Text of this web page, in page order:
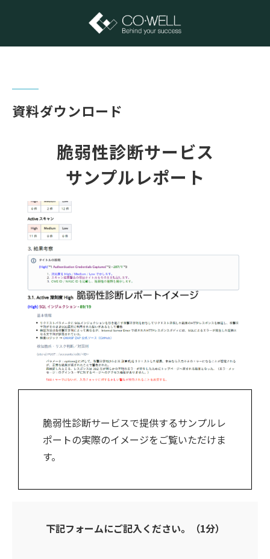
資料ダウンロード
脆弱性診断サービス
サンプルレポート
脆弱性診断サービスで提供するサンプルレ
ポートの実際のイメージをご覧いただけま
す。
下記フォームにご記入ください。（1分）